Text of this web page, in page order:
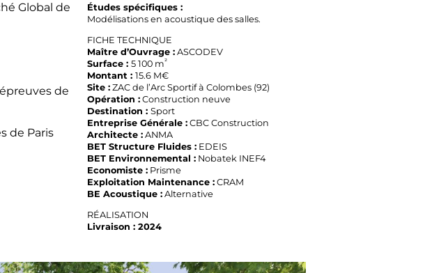
Global de
de
de Paris
Études spécifiques :
Modélisations en acoustique des salles.
FICHE TECHNIQUE
Maître d’Ouvrage : ASCODEV
Surface : 5 100 m²
Montant : 15.6 M€
Site : ZAC de l’Arc Sportif à Colombes (92)
Opération : Construction neuve
Destination : Sport
Entreprise Générale : CBC Construction
Architecte : ANMA
BET Structure Fluides : EDEIS
BET Environnemental : Nobatek INEF4
Economiste : Prisme
Exploitation Maintenance : CRAM
BE Acoustique : Alternative
RÉALISATION
Livraison : 2024